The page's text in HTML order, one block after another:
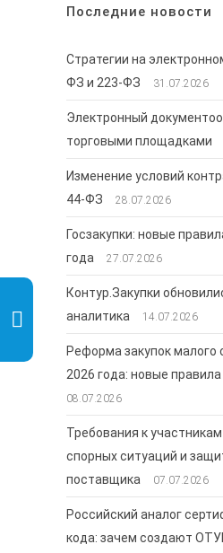
Последние новости
Стратегии на
ФЗ и 223-ФЗ
31.07.2026
Электронный
торговыми площадками
Изменение условий
44-ФЗ
28.07.2026
Госзакупки: новые
года
27.07.2026
Контур.Закупки
аналитика
14.07.2026
Реформа закупок малого
2026 года: новые
08.07.2026
Требования к участникам
спорных ситуаций и
поставщика
07.07.2026
Российский аналог
кода: зачем создают